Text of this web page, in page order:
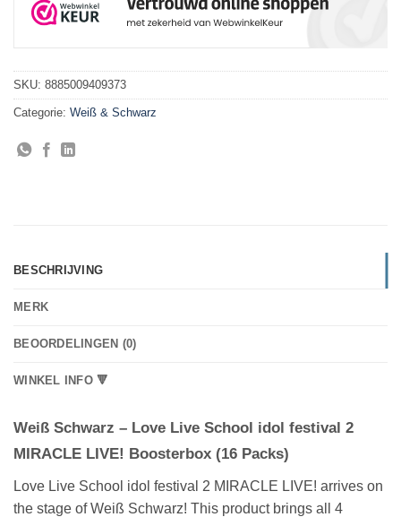
SKU: 8885009409373
Categorie: Weiß & Schwarz
BESCHRIJVING
MERK
BEOORDELINGEN (0)
WINKEL INFO 🔻
Weiß Schwarz – Love Live School idol festival 2
MIRACLE LIVE! Boosterbox (16 Packs)
Love Live School idol festival 2 MIRACLE LIVE! arrives on
the stage of Weiß Schwarz! This product brings all 4